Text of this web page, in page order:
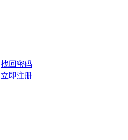
找回密码
立即注册